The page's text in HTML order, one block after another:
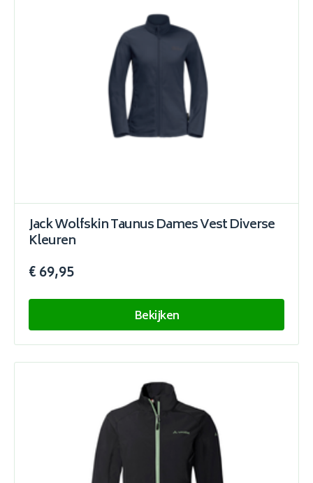
Jack Wolfskin Taunus Dames Vest Diverse
Kleuren
€ 69,95
Bekijken